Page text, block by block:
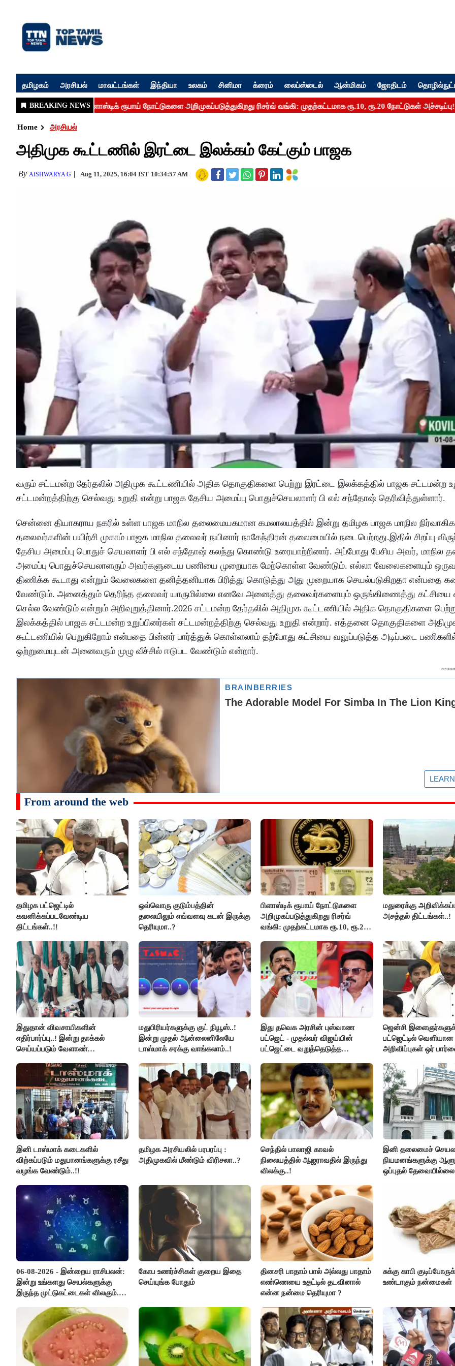
தமிழகம் அரசியல் மாவட்டங்கள் இந்தியா உலகம் சினிமா க்ரைம் லைப்ஸ்டைல் ஆன்மிகம் ஜோதிடம்
Home அரசியல்
அதிமுக கூட்டணில் இரட்டை இலக்கம் கேட்கும் பாஜக
By AISHWARYA G Aug 11, 2025, 16:04 IST 10:34:57 AM
வரும் சட்டமன்ற தேர்தலில் அதிமுக கூட்டணியில் அதிக தொகுதிகளை பெற்று இரட்டை இலக்கத்தில் பாஜக சட்டமன்ற
சட்டமன்றத்திற்கு செல்வது உறுதி என்று பாஜக தேசிய அமைப்பு பொதுச்செயலாளர் பி எல் சந்தோஷ் தெரிவித்துள்ளார்.
சென்னை தியாகராய நகரில் உள்ள பாஜக மாநில தலைமையகமான கமலாலயத்தில் இன்று தமிழக பாஜக மாநில
தலைவர்களின் பயிற்சி முகாம் பாஜக மாநில தலைவர் நயினார் நாகேந்திரன் தலைமையில் நடைபெற்றது.இதில் சிறப்பு
தேசிய அமைப்பு பொதுச் செயலாளர் பி எல் சந்தோஷ் கலந்து கொண்டு உரையாற்றினார். அப்போது பேசிய அவர், மாநில
அமைப்பு பொதுச்செயலாளரும் அவர்களுடைய பணியை முறையாக மேற்கொள்ள வேண்டும். எல்லா வேலைகளையும்
திணிக்க கூடாது என்றும் வேலைகளை தனித்தனியாக பிரித்து கொடுத்து அது முறையாக செயல்படுகிறதா என்பதை
வேண்டும். அனைத்தும் தெரிந்த தலைவர் யாருமில்லை எனவே அனைத்து தலைவர்களையும் ஒருங்கிணைத்து கட்சியை
செல்ல வேண்டும் என்றும் அறிவுறுத்தினார்.2026 சட்டமன்ற தேர்தலில் அதிமுக கூட்டணியில் அதிக தொகுதிகளை
இலக்கத்தில் பாஜக சட்டமன்ற உறுப்பினர்கள் சட்டமன்றத்திற்கு செல்வது உறுதி என்றார். எத்தனை தொகுதிகளை
கூட்டணியில் பெறுகிறோம் என்பதை பின்னர் பார்த்துக் கொள்ளலாம் தற்போது கட்சியை வலுப்படுத்த அடிப்படை
ஒற்றுமையுடன் அனைவரும் முழு வீச்சில் ஈடுபட வேண்டும் என்றார்.
From around the web
தமிழக பட்ஜெட்டில்
கவனிக்கப்படவேண்டிய
திட்டங்கள்..!!
ஒவ்வொரு குடும்பத்தின்
தலையிலும் எவ்வளவு கடன் இருக்கு
தெரியுமா..?
பிளாஸ்டிக் ரூபாய் நோட்டுகளை
அறிமுகப்படுத்துகிறது ரிசர்வ்
வங்கி: முதற்கட்டமாக ரூ.10, ரூ.20
மதுரைக்கு
அசத்தல் திட்டங்கள்..!
இதுதான் விவசாயிகளின்
எதிர்பார்ப்பு..! இன்று தாக்கல்
செய்யப்படும் வேளாண்
கோரிக்கை!
மதுபிரியர்களுக்கு குட் நியூஸ்..!
இன்று முதல் ஆன்லைனிலேயே
டாஸ்மாக் சரக்கு வாங்கலாம்..!
இது தவெக அரசின் புஸ்வாண
பட்ஜெட் - முதல்வர் விஜய்யின்
பட்ஜெட்டை வறுத்தெடுத்த
ஜென்சி
பட்ஜெட்டில்
அறிவிப்புகள் ஒர்
இனி டாஸ்மாக் கடைகளில்
விற்கப்படும் மதுபானங்களுக்கு ரசீது
வழங்க வேண்டும்..!!
தமிழக அரசியலில் பரபரப்பு :
அதிமுகவில் மீண்டும் விரிசலா..?
செந்தில் பாலாஜி காவல்
நிலையத்தில் ஆஜராவதில் இருந்து
விலக்கு..!
இனி தலைமைச்
நியமனங்களுக்கு
ஒப்புதல் தேவையில்லை
06-08-2026 - இன்றைய ராசிபலன்:
இன்று உங்களது செயல்களுக்கு
இருந்த முட்டுகட்டைகள் விலகும்.
பணவரத்து கூடும்..!
கோப உணர்ச்சிகள் குறைய இதை
செய்யுங்க போதும்
தினசரி பாதாம் பால் அல்லது பாதாம்
எண்ணெயை உதட்டில் தடவினால்
என்ன நன்மை தெரியுமா ?
சுக்கு காபி
உண்டாகும் நன்மைகள்